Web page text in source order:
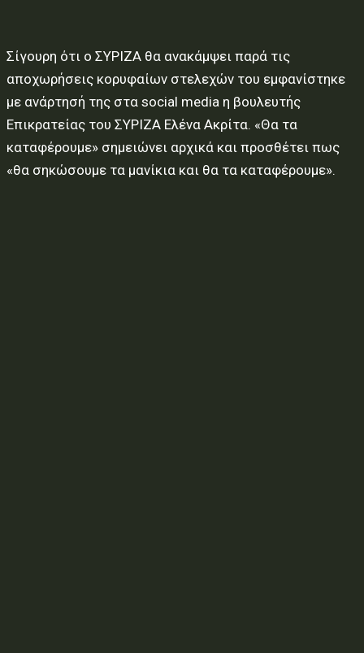
Σίγουρη ότι ο ΣΥΡΙΖΑ θα ανακάμψει παρά τις
αποχωρήσεις κορυφαίων στελεχών του εμφανίστηκε
με ανάρτησή της στα social media η βουλευτής
Επικρατείας του ΣΥΡΙΖΑ Ελένα Ακρίτα. «Θα τα
καταφέρουμε» σημειώνει αρχικά και προσθέτει πως
«θα σηκώσουμε τα μανίκια και θα τα καταφέρουμε».